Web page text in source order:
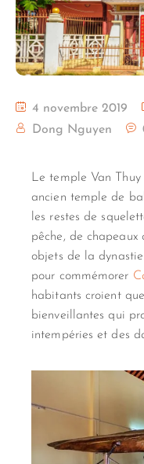
4 novembre 2019
Dong Nguyen
Le temple Van
ancien temple de
les restes de
pêche, de chapeaux
objets de la
pour commémorer
habitants croient
bienveillantes qui
intempéries et des